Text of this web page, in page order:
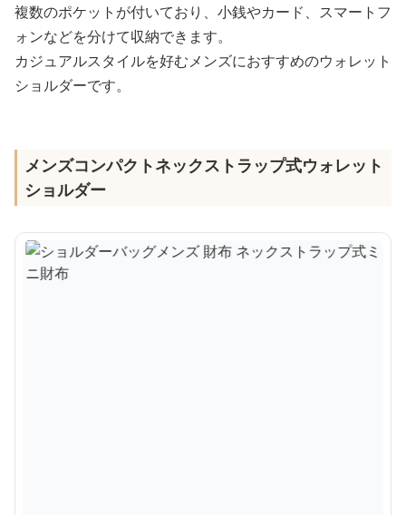
複数のポケットが付いており、小銭やカード、スマートフ
ォンなどを分けて収納できます。
カジュアルスタイルを好むメンズにおすすめのウォレット
ショルダーです。
メンズコンパクトネックストラップ式ウォレット
ショルダー